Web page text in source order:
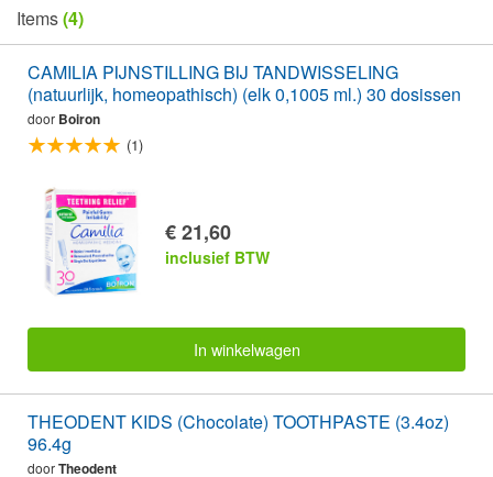
Items(4)
CAMILIA PIJNSTILLING BIJ TANDWISSELING
(natuurlijk, homeopathisch) (elk 0,1005 ml.) 30 dosissen
door Boiron
(1)
€ 21,60
inclusief BTW
In winkelwagen
THEODENT KIDS (Chocolate) TOOTHPASTE (3.4oz)
96.4g
doorTheodent